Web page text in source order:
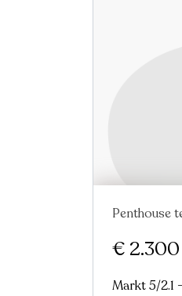
Verhuurd
Virtual
Penthouse
€ 2.300
Markt 5/2.1